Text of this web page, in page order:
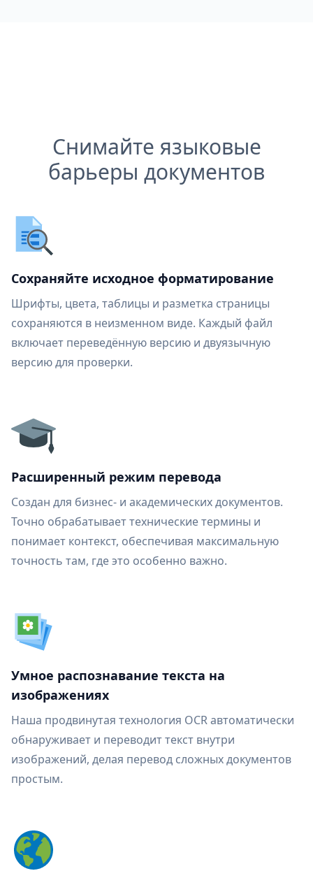
Снимайте языковые
барьеры документов
Сохраняйте исходное форматирование
Шрифты, цвета, таблицы и разметка страницы
сохраняются в неизменном виде. Каждый файл
включает переведённую версию и двуязычную
версию для проверки.
Расширенный режим перевода
Создан для бизнес- и академических документов.
Точно обрабатывает технические термины и
понимает контекст, обеспечивая максимальную
точность там, где это особенно важно.
Умное распознавание текста на
изображениях
Наша продвинутая технология OCR автоматически
обнаруживает и переводит текст внутри
изображений, делая перевод сложных документов
простым.